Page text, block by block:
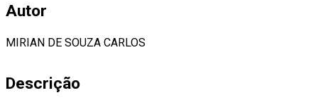
Autor
MIRIAN DE SOUZA CARLOS
Descrição